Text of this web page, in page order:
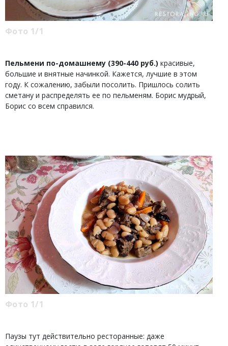
Фото 1/1
Пельмени по-домашнему (390-440 руб.) красивые,
большие и внятные начинкой. Кажется, лучшие в этом
году. К сожалению, забыли посолить. Пришлось солить
сметану и распределять ее по пельменям. Борис мудрый,
Борис со всем справился.
Фото 1/1
Паузы тут действительно ресторанные: даже